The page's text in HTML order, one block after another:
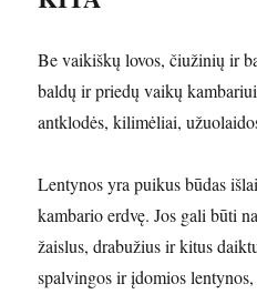
Be vaikiškų lovos, čiužinių ir
baldų ir priedų vaikų
antklodės, kilimėliai,
Lentynos yra puikus būdas
kambario erdvę. Jos gali būti
žaislus, drabužius ir kitus
spalvingos ir įdomios